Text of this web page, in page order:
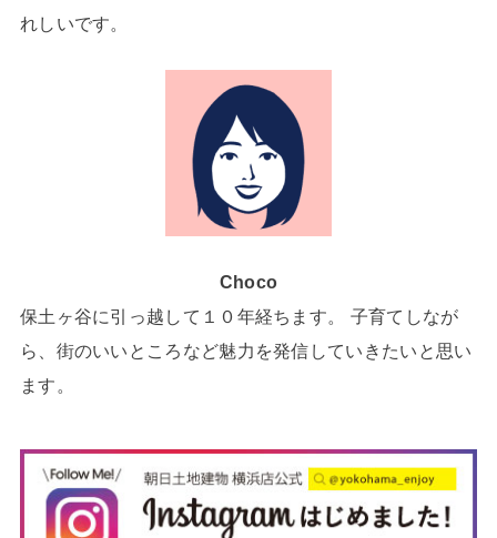
れしいです。
Choco
保土ヶ谷に引っ越して１０年経ちます。 子育てしなが
ら、街のいいところなど魅力を発信していきたいと思い
ます。